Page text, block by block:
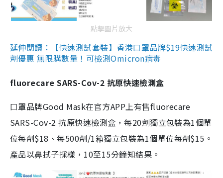
點擊圖片放大
延伸閱讀：【快速測試套裝】香港口罩品牌$19快速測試
劑優惠 無限購數量！可檢測Omicron病毒
fluorecare SARS-Cov-2 抗原快速檢測盒
口罩品牌Good Mask在官方APP上有售fluorecare
SARS-Cov-2 抗原快速檢測盒，每20劑獨立包裝為1個單
位每劑$18、每500劑/1箱獨立包裝為1個單位每劑$15。
產品以鼻拭子採樣，10至15分鐘知結果。